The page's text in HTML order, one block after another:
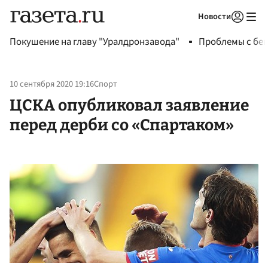
Новости
Покушение на главу "Уралдронзавода" Проблемы с
10 сентября 2020 19:16Спорт
ЦСКА опубликовал заявление
перед дерби со «Спартаком»